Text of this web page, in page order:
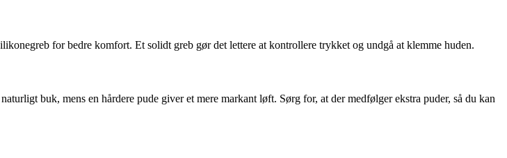
for bedre komfort. Et solidt greb gør det lettere at kontrollere trykket og undgå at klemme huden.
buk, mens en hårdere pude giver et mere markant løft. Sørg for, at der medfølger ekstra puder, så du kan